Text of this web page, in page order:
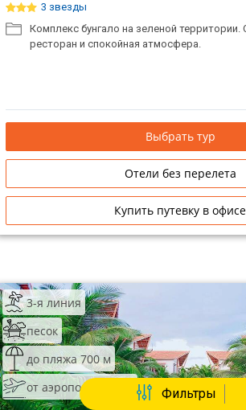
3 звезды
Комплекс бунгало на зеленой
ресторан и спокойная атмосфера.
Выбрать тур
Отели без перелета
Купить путевку в офисе
3-я линия
песок
до пляжа 700 м
от аэропорта 20 км
Фильтры